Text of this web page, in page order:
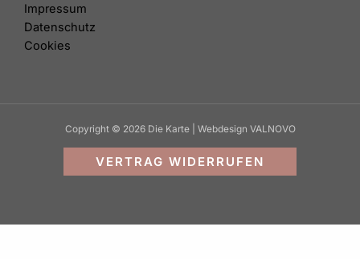
Impressum
Datenschutz
Cookies
Copyright © 2026 Die Karte | Webdesign VALNOVO
VERTRAG WIDERRUFEN